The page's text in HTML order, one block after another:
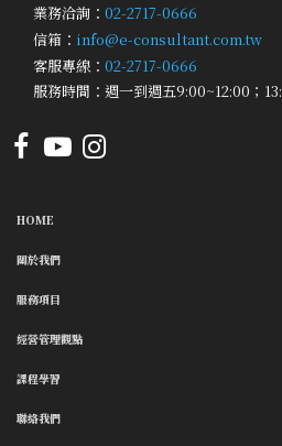
業務洽詢： 02-2717-0666
信箱： info@e-consultant.com.tw
客服專線： 02-2717-0666
服務時間：週一到週五9:00~12:00；
HOME
關於我們
服務項目
經營管理觀點
課程學習
聯絡我們